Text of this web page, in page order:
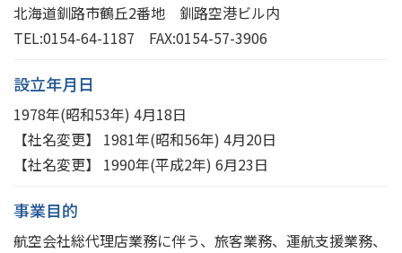
北海道釧路市鶴丘2番地 釧路空港ビル内
TEL:0154-64-1187 FAX:0154-57-3906
設立年月日
1978年(昭和53年) 4月18日
【社名変更】 1981年(昭和56年) 4月20日
【社名変更】 1990年(平成2年) 6月23日
事業目的
航空会社総代理店業務に伴う、旅客業務、運航支援業務、